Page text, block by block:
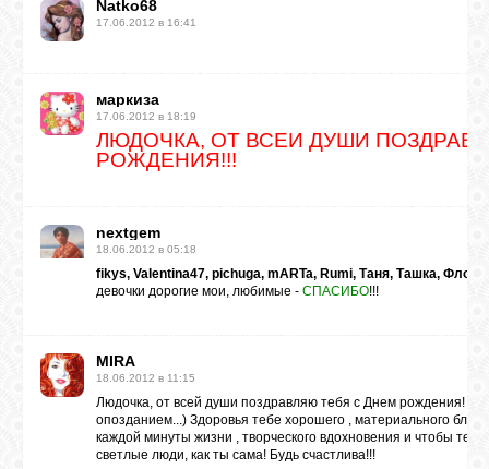
Natko68
17.06.2012 в 16:41
маркиза
17.06.2012 в 18:19
ЛЮДОЧКА, ОТ ВСЕЙ ДУШИ
РОЖДЕНИЯ!!!
nextgem
18.06.2012 в 05:18
fikys, Valentina47, pichuga, mARTa, Rumi, Таня, Ташка, Флоя,
девочки дорогие мои, любимые - СПАСИБО!!!
MIRA
18.06.2012 в 11:15
Людочка, от всей души поздравляю тебя с Днем рождения!
опозданием...) Здоровья тебе хорошего , материального
каждой минуты жизни , творческого вдохновения и чтобы тебя
светлые люди, как ты сама! Будь счастлива!!!